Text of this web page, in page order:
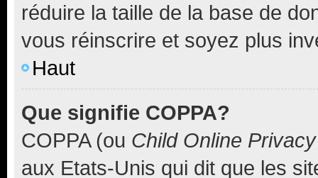
réduire la taille de la base de
vous réinscrire et soyez plus
Haut
Que signifie COPPA?
COPPA (ou Child Online
aux Etats-Unis qui dit que les